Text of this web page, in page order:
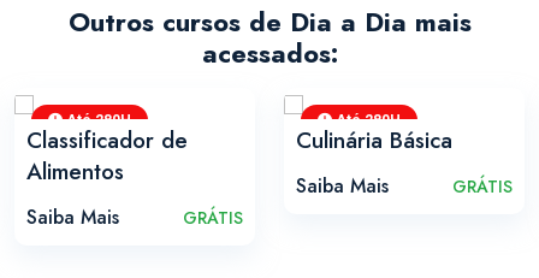
Outros cursos de Dia a Dia mais
acessados:
Até 280H
Classificador de
Alimentos
Saiba Mais GRÁTIS
Até 280H
Culinária Básica
Saiba Mais GRÁTIS